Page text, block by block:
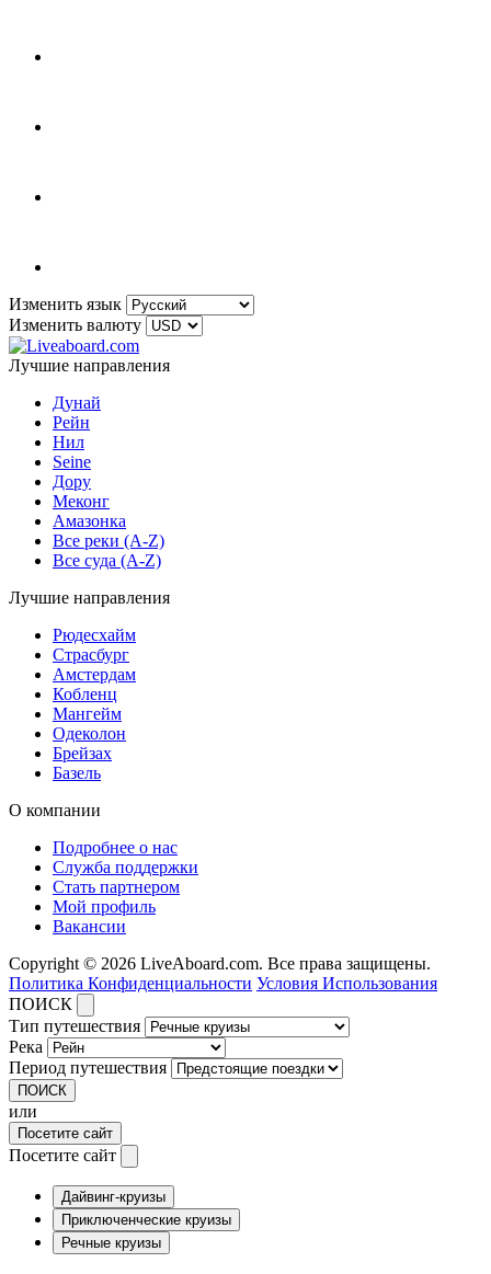
Изменить язык
Изменить валюту
Лучшие направления
Дунай
Рейн
Нил
Seine
Дору
Меконг
Амазонка
Все реки (A-Z)
Все суда (A-Z)
Лучшие направления
Рюдесхайм
Страсбург
Амстердам
Кобленц
Мангейм
Одеколон
Брейзах
Базель
О компании
Подробнее о нас
Служба поддержки
Стать партнером
Мой профиль
Вакансии
Copyright © 2026 LiveAboard.com. Все права защищены.
Политика Конфиденциальности Условия Использования
ПОИСК
Тип путешествия
Река
Период путешествия
ПОИСК
или
Посетите сайт
Посетите сайт
Дайвинг-круизы
Приключенческие круизы
Речные круизы